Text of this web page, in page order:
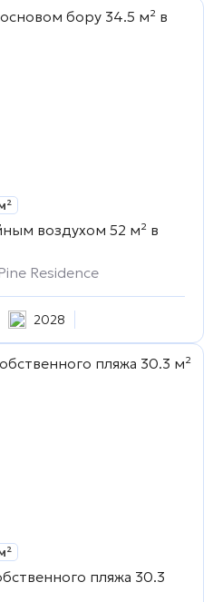
воздухом 52 м² в
Residence
2028
пляжа 30.3